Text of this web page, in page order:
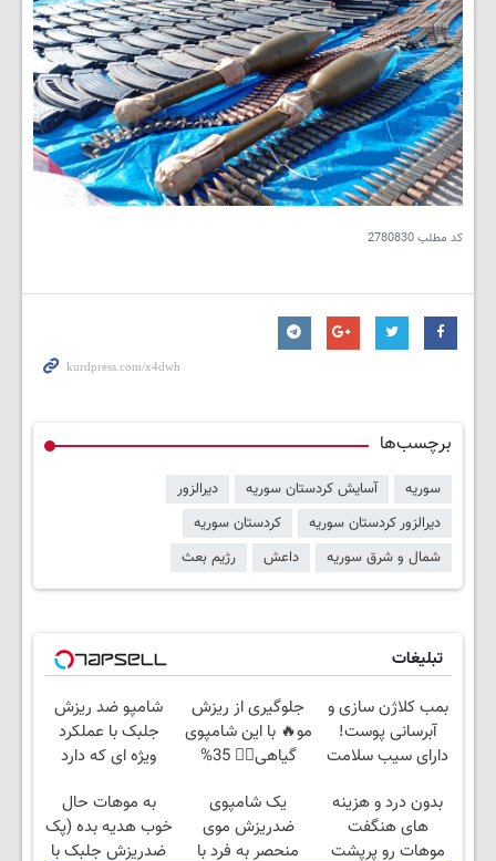
کد مطلب2780830
برچسب‌ها
سوریه آسایش کردستان سوریه
دیرالزور
دیرالزور کردستان سوریه
کردستان سوریه
شمال و شرق سوریه
داعش رژیم بعث
تبلیغات
بمب کلاژن سازی و
آبرسانی پوست!
دارای سیب سلامت
جلوگیری از ریزش
مو🔥 با این شامپوی
گیاهی👌🏻 35%
شامپو ضد ریزش
جلبک با عملکرد
ویژه ای که دارد
بدون درد و هزینه
های هنگفت
موهات رو پرپشت
یک شامپوی
ضدریزش موی
منحصر به فرد با
به موهات حال
خوب هدیه بده (پک
ضدریزش جلبک با